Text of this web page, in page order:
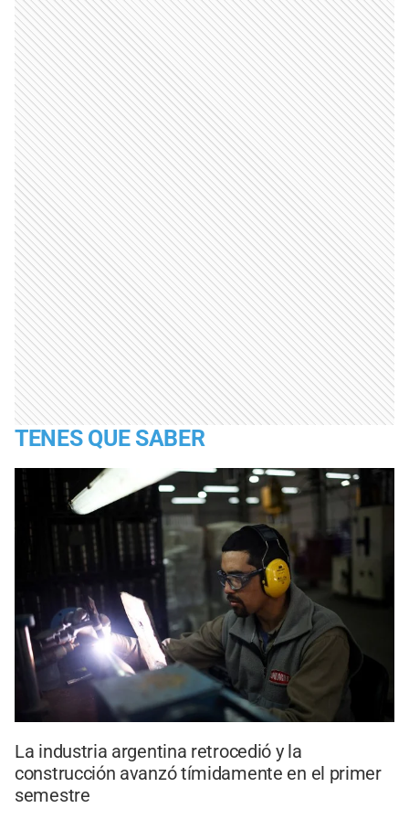
TENES QUE SABER
La industria argentina retrocedió y la
construcción avanzó tímidamente en el primer
semestre